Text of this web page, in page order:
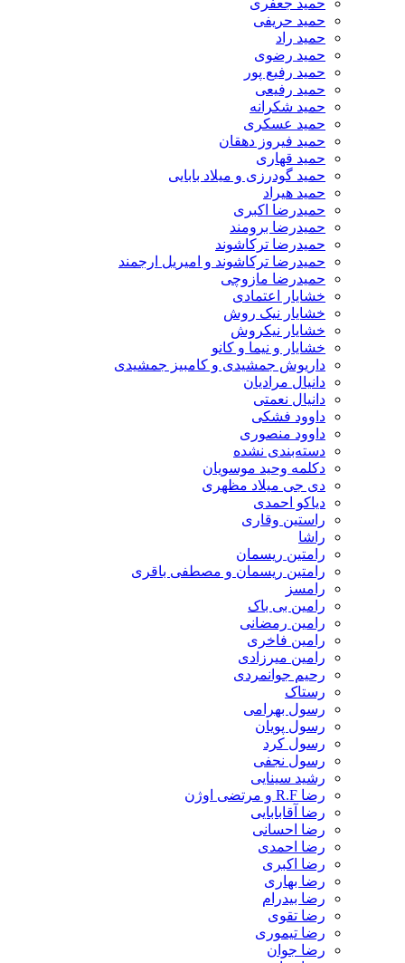
حمید جعفری
حمید حریفی
حمید راد
حمید رضوی
حمید رفیع پور
حمید رفیعی
حمید شکرانه
حمید عسکری
حمید فیروز دهقان
حمید قهاری
حمید گودرزی و میلاد بابایی
حمید هیراد
حمیدرضا اکبری
حمیدرضا برومند
حمیدرضا ترکاشوند
حمیدرضا ترکاشوند و امیریل ارجمند
حمیدرضا مازوچی
خشایار اعتمادی
خشایار نیک روش
خشایار نیکروش
خشایار و نیما و کانو
داریوش جمشیدی و کامبیز جمشیدی
دانیال مرادیان
دانیال نعمتی
داوود فشکی
داوود منصوری
دسته‌بندی نشده
دکلمه وحید موسویان
دی جی میلاد مظهری
دیاکو احمدی
راستین وقاری
راشا
رامتین ریسمان
رامتین ریسمان و مصطفی باقری
رامسز
رامین بی باک
رامین رمضانی
رامین فاخری
رامین میرزادی
رحیم جوانمردی
رستاک
رسول بهرامی
رسول پویان
رسول کرد
رسول نجفی
رشید سینایی
رضا R.F و مرتضی اوژن
رضا آقابابایی
رضا احسانی
رضا احمدی
رضا اکبری
رضا بهاری
رضا بیدرام
رضا تقوی
رضا تیموری
رضا جوان